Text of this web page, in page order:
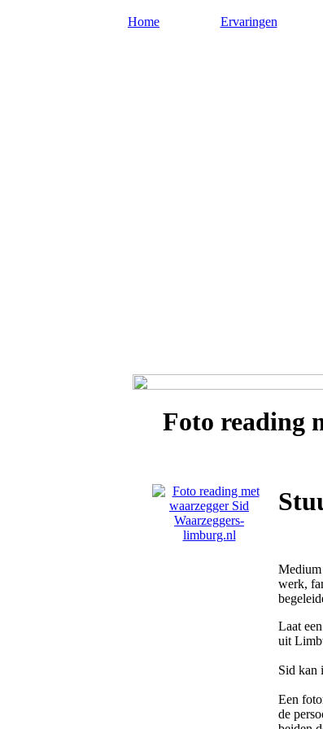
Home Ervaringen
Foto reading
Medium
werk,
Laat
uit
Sid kan
Een
de